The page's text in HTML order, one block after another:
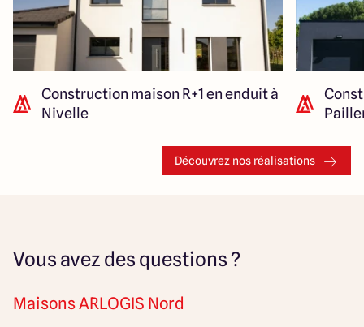
Construction maison R+1 en enduit à
Nivelle
Découvrez nos réalisations
Vous avez des questions ?
Maisons ARLOGIS Nord